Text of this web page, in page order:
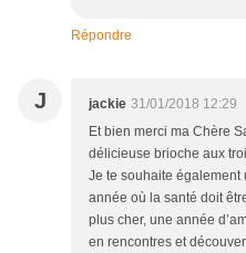
Répondre
J jackie 31/01/2018 12:29
Et bien merci ma Chère
délicieuse brioche aux
Je te souhaite également
année où la santé doit
plus cher, une année
en rencontres et